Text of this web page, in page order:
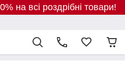
на всі роздрібні товари!